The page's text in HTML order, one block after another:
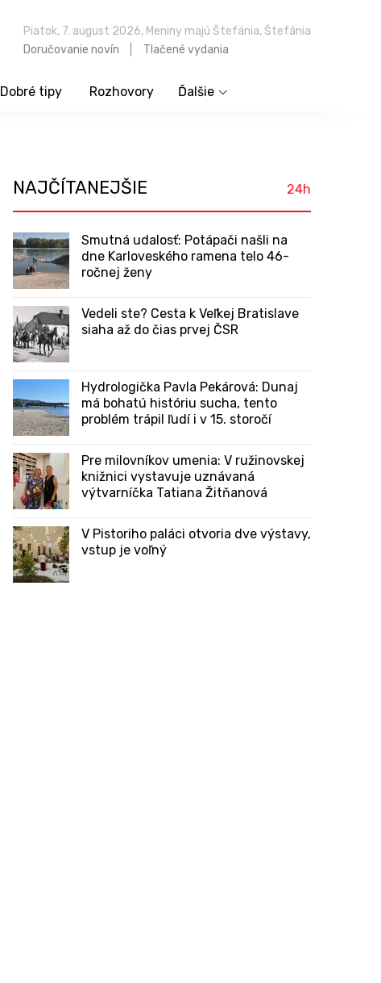
Piatok, 7. august 2026, Meniny majú Štefánia, Štefánia
Doručovanie novín
Tlačené vydania
Dobré tipy Rozhovory Ďalšie
NAJČÍTANEJŠIE 24h
Smutná udalosť: Potápači našli na
dne Karloveského ramena telo 46-
ročnej ženy
Vedeli ste? Cesta k Veľkej Bratislave
siaha až do čias prvej ČSR
Hydrologička Pavla Pekárová: Dunaj
má bohatú históriu sucha, tento
problém trápil ľudí i v 15. storočí
Pre milovníkov umenia: V ružinovskej
knižnici vystavuje uznávaná
výtvarníčka Tatiana Žitňanová
V Pistoriho paláci otvoria dve výstavy,
vstup je voľný